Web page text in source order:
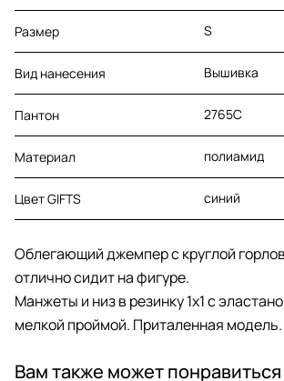
Размер S
Вид нанесения Вышивка
Пантон 2765C
Материал полиамид
Цвет GIFTS синий
Облегающий джемпер с круглой
отлично сидит на фигуре.
Манжеты и низ в резинку 1x1 с
мелкой проймой. Приталенная модель.
Вам также может понравиться